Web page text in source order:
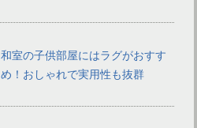
和室の子供部屋にはラグがおすす
め！おしゃれで実用性も抜群